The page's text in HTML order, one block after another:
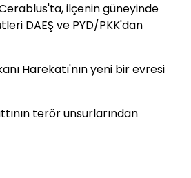
ilçenin güneyinde
DAEŞ ve PYD/PKK'dan
Harekatı'nın yeni bir evresi
terör unsurlarından